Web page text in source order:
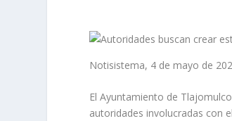
Notisistema, 4 de mayo de
El Ayuntamiento de
autoridades involucradas con